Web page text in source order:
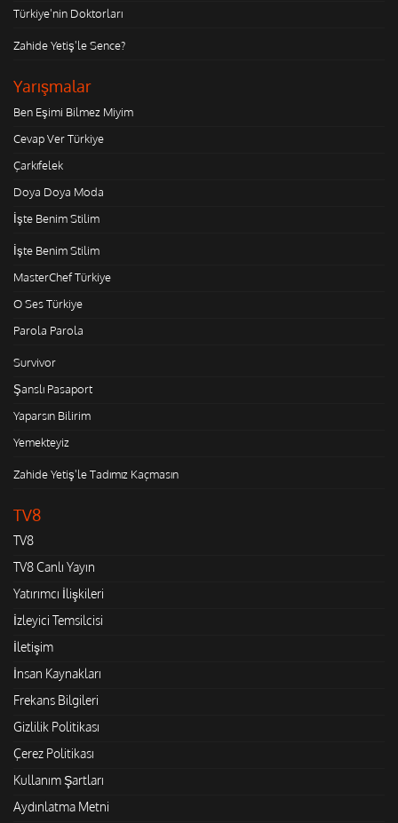
Türkiye'nin Doktorları
Zahide Yetiş'le Sence?
Yarışmalar
Ben Eşimi Bilmez Miyim
Cevap Ver Türkiye
Çarkıfelek
Doya Doya Moda
İşte Benim Stilim
İşte Benim Stilim
MasterChef Türkiye
O Ses Türkiye
Parola Parola
Survivor
Şanslı Pasaport
Yaparsın Bilirim
Yemekteyiz
Zahide Yetiş'le Tadımız Kaçmasın
TV8
TV8
TV8 Canlı Yayın
Yatırımcı İlişkileri
İzleyici Temsilcisi
İletişim
İnsan Kaynakları
Frekans Bilgileri
Gizlilik Politikası
Çerez Politikası
Kullanım Şartları
Aydınlatma Metni